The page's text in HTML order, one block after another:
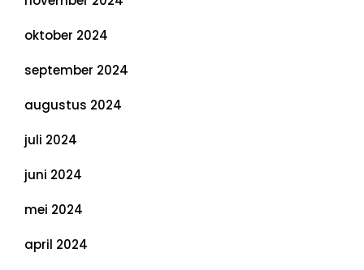
oktober 2024
september 2024
augustus 2024
juli 2024
juni 2024
mei 2024
april 2024